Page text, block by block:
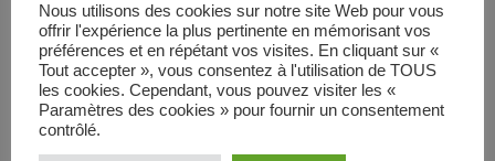
06 – Come On – I
don’t mind
€
Ajouter au panier
07 – Mama Said – I
don’t mind
0,69€
Ajouter au panier
Nous utilisons des cookies sur notre site Web pour vous
offrir l'expérience la plus pertinente en mémorisant vos
préférences et en répétant vos visites. En cliquant sur «
Tout accepter », vous consentez à l'utilisation de TOUS
les cookies. Cependant, vous pouvez visiter les «
Paramètres des cookies » pour fournir un consentement
contrôlé.